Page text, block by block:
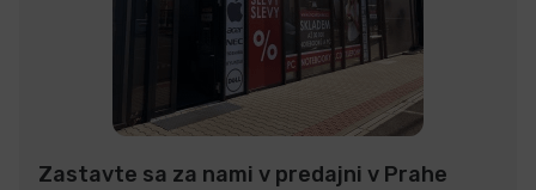
Zastavte sa za nami v predajni v Prahe